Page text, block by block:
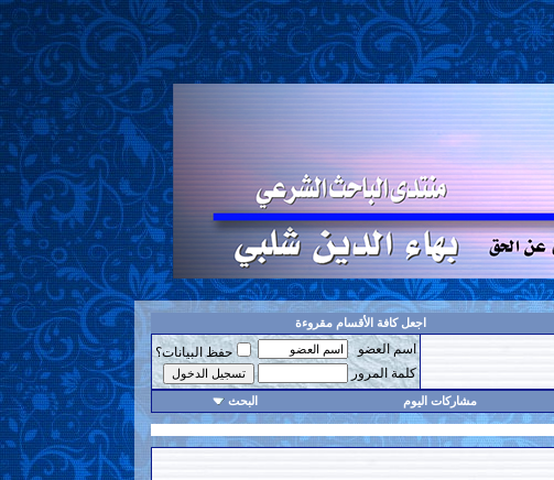
اجعل كافة الأقسام مقروءة
اسم العضو
حفظ البيانات؟
كلمة المرور
مشاركات اليوم البحث